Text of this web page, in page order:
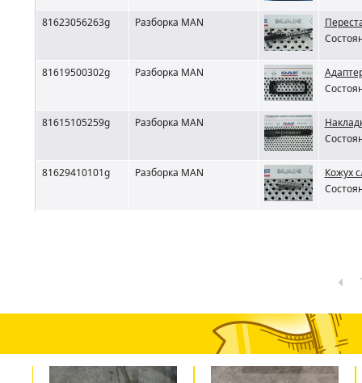
81623056263g Разборка MAN
81619500302g Разборка MAN
81615105259g Разборка MAN
81629410101g Разборка MAN
Кожух